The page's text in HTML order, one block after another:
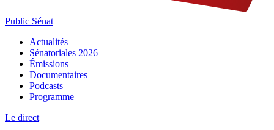
Public Sénat
Actualités
Sénatoriales 2026
Émissions
Documentaires
Podcasts
Programme
Le direct